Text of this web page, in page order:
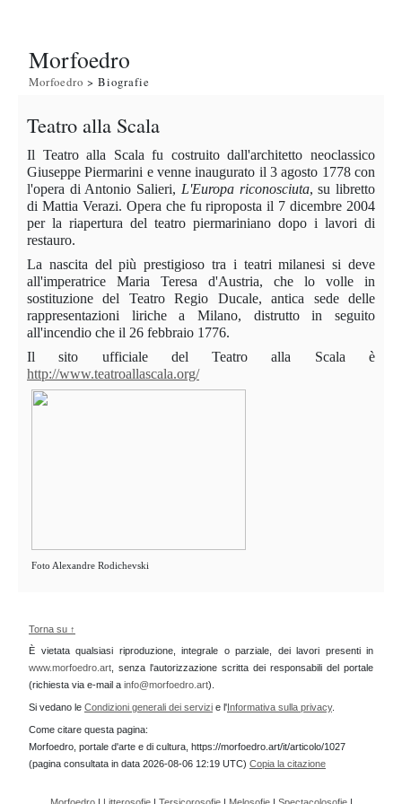
Morfoedro
Morfoedro > Biografie
Teatro alla Scala
Il Teatro alla Scala fu costruito dall'architetto neoclassico
Giuseppe Piermarini e venne inaugurato il 3 agosto 1778 con
l'opera di Antonio Salieri, L'Europa riconosciuta, su libretto
di Mattia Verazi. Opera che fu riproposta il 7 dicembre 2004
per la riapertura del teatro piermariniano dopo i lavori di
restauro.
La nascita del più prestigioso tra i teatri milanesi si deve
all'imperatrice Maria Teresa d'Austria, che lo volle in
sostituzione del Teatro Regio Ducale, antica sede delle
rappresentazioni liriche a Milano, distrutto in seguito
all'incendio che il 26 febbraio 1776.
Il sito ufficiale del Teatro alla Scala è
http://www.teatroallascala.org/
Foto Alexandre Rodichevski
Torna su ↑
È vietata qualsiasi riproduzione, integrale o parziale, dei lavori presenti in
www.morfoedro.art , senza l'autorizzazione scritta dei responsabili del portale
(richiesta via e-mail a info@morfoedro.art).
Si vedano le Condizioni generali dei servizi e l'Informativa sulla privacy.
Come citare questa pagina:
Morfoedro, portale d'arte e di cultura, https://morfoedro.art/it/articolo/1027
(pagina consultata in data 2026-08-06 12:19 UTC) Copia la citazione